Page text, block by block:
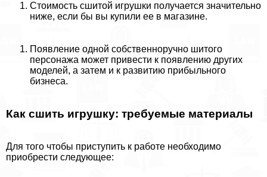
Стоимость сшитой игрушки получается значительно
ниже, если бы вы купили ее в магазине.
Появление одной собственноручно шитого
персонажа может привести к появлению других
моделей, а затем и к развитию прибыльного
бизнеса.
Как сшить игрушку: требуемые материалы
Для того чтобы приступить к работе необходимо
приобрести следующее: